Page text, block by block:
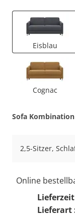
Eisblau
Cognac
Sofa
2,5-Sitzer,
Online
Lieferart